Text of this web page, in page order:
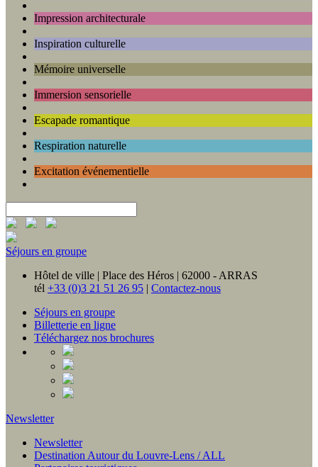
Impression architecturale
Inspiration culturelle
Mémoire universelle
Immersion sensorielle
Escapade romantique
Respiration naturelle
Excitation événementielle
Séjours en groupe
Hôtel de ville | Place des Héros | 62000 - ARRAS
tél +33 (0)3 21 51 26 95 | Contactez-nous
Séjours en groupe
Billetterie en ligne
Téléchargez nos brochures
Newsletter
Newsletter
Destination Autour du Louvre-Lens / ALL